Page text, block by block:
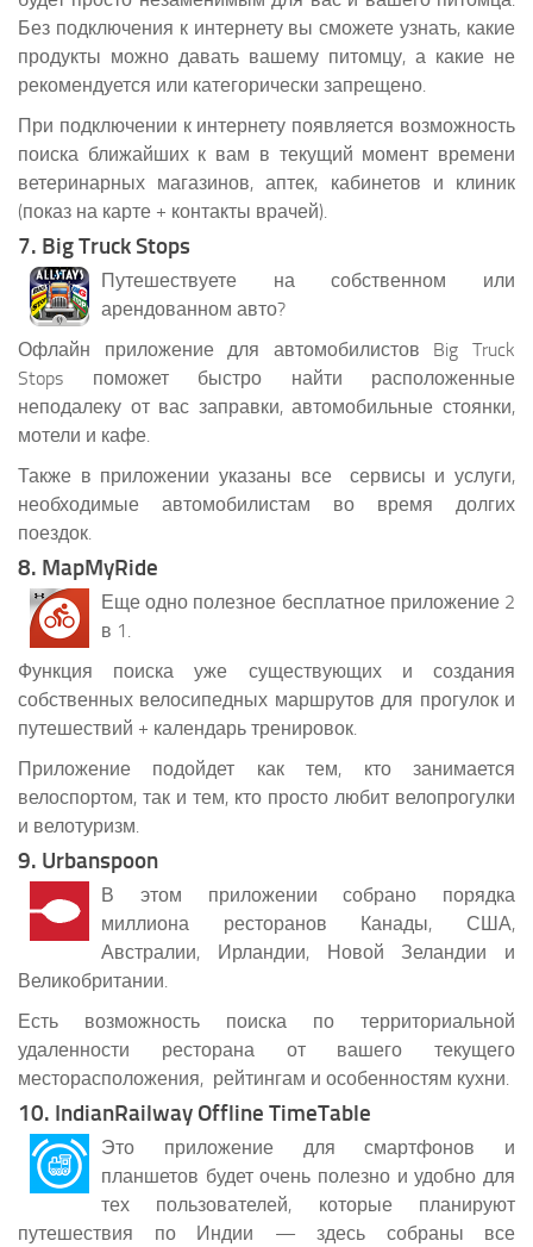
Без подключения к интернету вы сможете узнать, какие
продукты можно давать вашему питомцу, а какие не
рекомендуется или категорически запрещено.
При подключении к интернету появляется возможность
поиска ближайших к вам в текущий момент времени
ветеринарных магазинов, аптек, кабинетов и клиник
(показ на карте + контакты врачей).
7. Big Truck Stops
Путешествуете на собственном или
арендованном авто?
Офлайн приложение для автомобилистов Big Truck
Stops поможет быстро найти расположенные
неподалеку от вас заправки, автомобильные стоянки,
мотели и кафе.
Также в приложении указаны все сервисы и услуги,
необходимые автомобилистам во время долгих
поездок.
8. MapMyRide
Еще одно полезное бесплатное приложение 2
в 1.
Функция поиска уже существующих и создания
собственных велосипедных маршрутов для прогулок и
путешествий + календарь тренировок.
Приложение подойдет как тем, кто занимается
велоспортом, так и тем, кто просто любит велопрогулки
и велотуризм.
9. Urbanspoon
В этом приложении собрано порядка
миллиона ресторанов Канады, США,
Австралии, Ирландии, Новой Зеландии и
Великобритании.
Есть возможность поиска по территориальной
удаленности ресторана от вашего текущего
месторасположения, рейтингам и особенностям кухни.
10. IndianRailway Offline TimeTable
Это приложение для смартфонов и
планшетов будет очень полезно и удобно для
тех пользователей, которые планируют
путешествия по Индии — здесь собраны все